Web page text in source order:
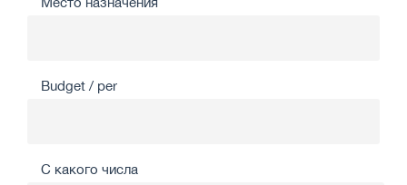
Budget / per
С какого числа